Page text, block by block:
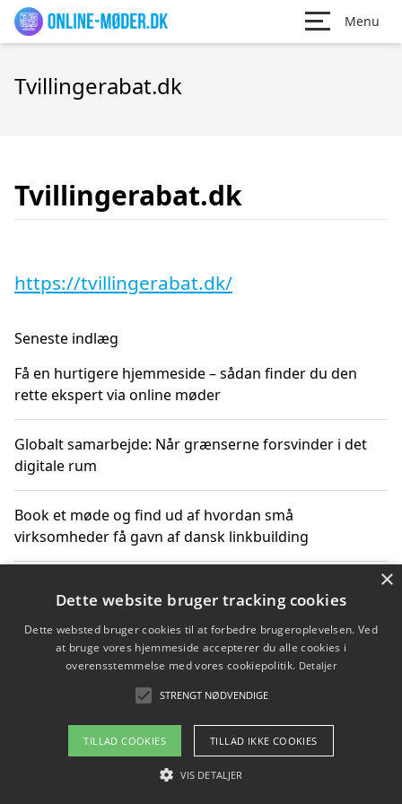
Menu
Tvillingerabat.dk
Tvillingerabat.dk
https://tvillingerabat.dk/
Seneste indlæg
Få en hurtigere hjemmeside – sådan finder du den
rette ekspert via online møder
Globalt samarbejde: Når grænserne forsvinder i det
digitale rum
Book et møde og find ud af hvordan små
virksomheder få gavn af dansk linkbuilding
får du indgår et samarbejde
Hold et møde med en WordPress ekspert og vælg den
mest professionelle til at vedligeholde din løsning
Copyright 2026 - Pilanto Aps
Om / kontakt
×
Dette website bruger tracking cookies
Dette websted bruger cookies til at forbedre brugeroplevelsen. Ved
at bruge vores hjemmeside accepterer du alle cookies i
overensstemmelse med vores cookiepolitik. Detaljer
STRENGT NØDVENDIGE
TILLAD COOKIES TILLAD IKKE COOKIES
VIS DETALJER